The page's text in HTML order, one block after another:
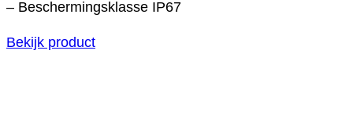
– Beschermingsklasse IP67
Bekijk product